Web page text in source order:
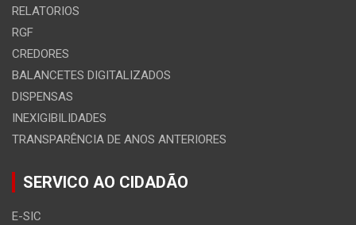
RELATORIOS
RGF
CREDORES
BALANCETES DIGITALIZADOS
DISPENSAS
INEXIGIBILIDADES
TRANSPARÊNCIA DE ANOS ANTERIORES
SERVICO AO CIDADÃO
E-SIC